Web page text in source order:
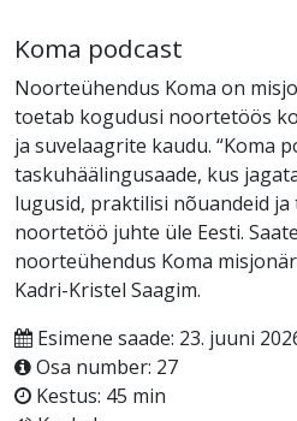
Koma podcast
Noorteühendus Koma on
toetab kogudusi noortetöös
ja suvelaagrite kaudu. “Koma
taskuhäälingusaade, kus
lugusid, praktilisi nõuandeid
noortetöö juhte üle Eesti.
noorteühendus Koma
Kadri-Kristel Saagim.
Esimene saade: 23. juuni
Osa number: 27
Kestus: 45 min